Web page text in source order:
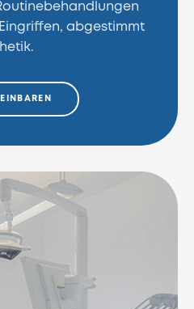
abgestimmt